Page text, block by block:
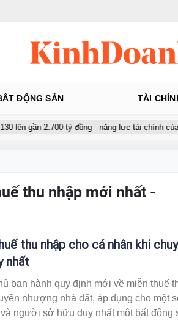
ĐỘNG SẢN TÀI
lên gần 2.700 tỷ đồng - năng lực tài chính của
thu nhập mới nhất -
thu nhập cho cá nhân khi
nhất
ban hành quy định mới về miễn thuế
nhượng nhà đất, áp dụng cho một
người sở hữu duy nhất một bất động